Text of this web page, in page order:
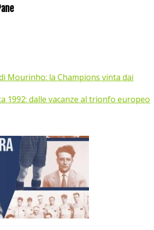
Mourinho: la Champions vinta dai
1992: dalle vacanze al trionfo europeo